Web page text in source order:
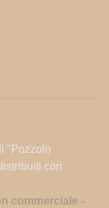
"Pozzolo
con
commerciale -